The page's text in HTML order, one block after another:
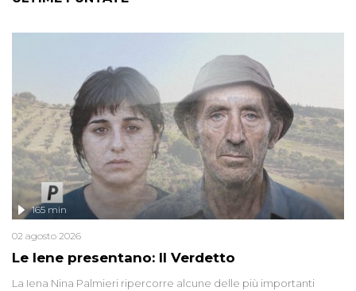
Le Iene presentano: Il Verdetto
165 min
02 agosto 2026
La Iena Nina Palmieri ripercorre alcune delle più importanti